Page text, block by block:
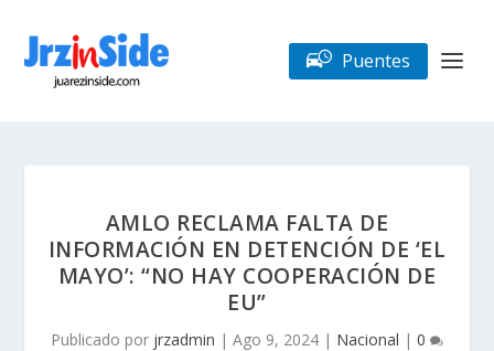
Puentes
AMLO RECLAMA FALTA DE
INFORMACIÓN EN DETENCIÓN DE ‘EL
MAYO’: “NO HAY COOPERACIÓN DE
EU”
Publicado por jrzadmin | Ago 9, 2024 | Nacional | 0